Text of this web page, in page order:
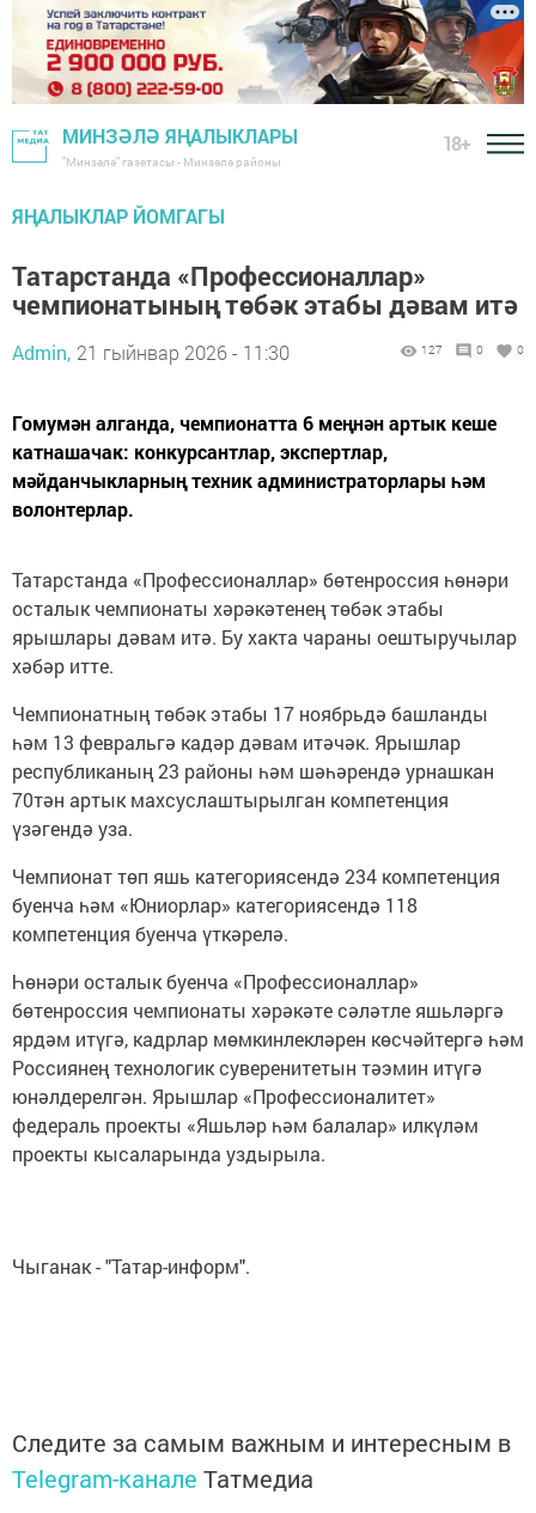
МИНЗӘЛӘ ЯҢАЛЫКЛАРЫ
"Минзәлә" газетасы - Минзәлә районы
18+
ЯҢАЛЫКЛАР ЙОМГАГЫ
Татарстанда «Профессионаллар»
чемпионатының төбәк этабы дәвам итә
Admin, 21 гыйнвар 2026 - 11:30 127 0 0
Гомумән алганда, чемпионатта 6 меңнән артык кеше
катнашачак: конкурсантлар, экспертлар,
мәйданчыкларның техник администраторлары һәм
волонтерлар.
Татарстанда «Профессионаллар» бөтенроссия һөнәри
осталык чемпионаты хәрәкәтенең төбәк этабы
ярышлары дәвам итә. Бу хакта чараны оештыручылар
хәбәр итте.
Чемпионатның төбәк этабы 17 ноябрьдә башланды
һәм 13 февральгә кадәр дәвам итәчәк. Ярышлар
республиканың 23 районы һәм шәһәрендә урнашкан
70тән артык махсуслаштырылган компетенция
үзәгендә уза.
Чемпионат төп яшь категориясендә 234 компетенция
буенча һәм «Юниорлар» категориясендә 118
компетенция буенча үткәрелә.
Һөнәри осталык буенча «Профессионаллар»
бөтенроссия чемпионаты хәрәкәте сәләтле яшьләргә
ярдәм итүгә, кадрлар мөмкинлекләрен көсчәйтергә һәм
Россиянең технологик суверенитетын тәэмин итүгә
юнәлдерелгән. Ярышлар «Профессионалитет»
федераль проекты «Яшьләр һәм балалар» илкүләм
проекты кысаларында уздырыла.
Чыганак - "Татар-информ".
Следите за самым важным и интересным в
Telegram-канале Татмедиа